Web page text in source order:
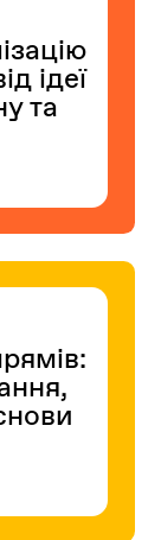
ідеї
та